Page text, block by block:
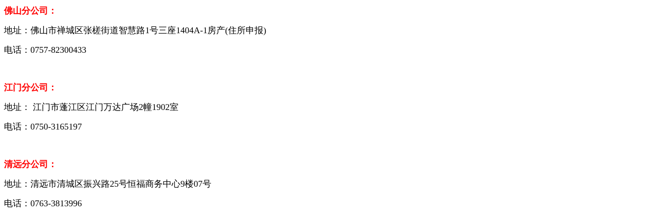
佛山分公司：
地址：佛山市禅城区张槎街道智慧路1号三座1404A-1房产(住所申报)
电话：0757-82300433
江门分公司：
地址： 江门市蓬江区江门万达广场2幢1902室
电话：0750-3165197
清远分公司：
地址：清远市清城区振兴路25号恒福商务中心9楼07号
电话：0763-3813996